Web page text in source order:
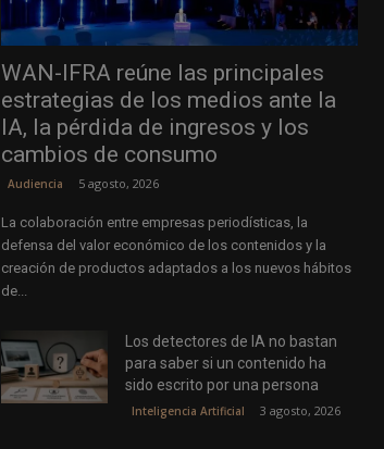
WAN-IFRA reúne las principales
estrategias de los medios ante la
IA, la pérdida de ingresos y los
cambios de consumo
Audiencia 5 agosto, 2026
La colaboración entre empresas periodísticas, la
defensa del valor económico de los contenidos y la
creación de productos adaptados a los nuevos hábitos
de...
Los detectores de IA no bastan
para saber si un contenido ha
sido escrito por una persona
Inteligencia Artificial 3 agosto, 2026